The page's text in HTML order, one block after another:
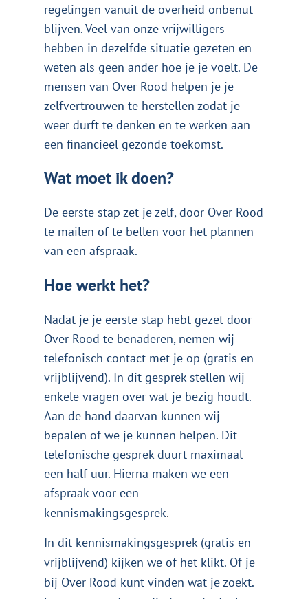
regelingen vanuit de overheid onbenut
blijven. Veel van onze vrijwilligers
hebben in dezelfde situatie gezeten en
weten als geen ander hoe je je voelt. De
mensen van Over Rood helpen je je
zelfvertrouwen te herstellen zodat je
weer durft te denken en te werken aan
een financieel gezonde toekomst.
Wat moet ik doen?
De eerste stap zet je zelf, door Over Rood
te mailen of te bellen voor het plannen
van een afspraak.
Hoe werkt het?
Nadat je je eerste stap hebt gezet door
Over Rood te benaderen, nemen wij
telefonisch contact met je op (gratis en
vrijblijvend). In dit gesprek stellen wij
enkele vragen over wat je bezig houdt.
Aan de hand daarvan kunnen wij
bepalen of we je kunnen helpen. Dit
telefonische gesprek duurt maximaal
een half uur. Hierna maken we een
afspraak voor een
kennismakingsgesprek.
In dit kennismakingsgesprek (gratis en
vrijblijvend) kijken we of het klikt. Of je
bij Over Rood kunt vinden wat je zoekt.